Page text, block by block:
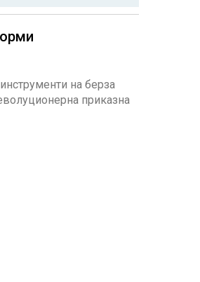
на берза
приказна